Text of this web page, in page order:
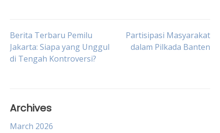
Post
navigation
Berita Terbaru Pemilu
Jakarta: Siapa yang Unggul
di Tengah Kontroversi?
Partisipasi Masyarakat
dalam Pilkada Banten
Archives
March 2026